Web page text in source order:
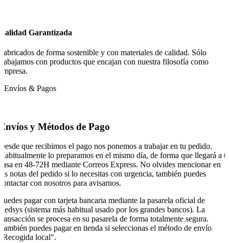
Garantizada
de forma sostenible y con materiales de calidad. Sólo
con productos que encajan con nuestra filosofía como
Envíos & Pagos
y Métodos de Pago
que recibimos el pago nos ponemos a trabajar en tu pedido.
lo preparamos en el mismo día, de forma que llegará a
en 48-72H mediante Correos Express. No olvides mencionar en
notas del pedido si lo necesitas con urgencia, también puedes
con nosotros para avisarnos.
pagar con tarjeta bancaria mediante la pasarela oficial de
(sistema más habitual usado por los grandes bancos). La
se procesa en su pasarela de forma totalmente segura.
puedes pagar en tienda si seleccionas el método de envío
local".